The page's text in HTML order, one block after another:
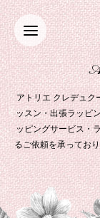
アトリエ クレデュク
ッスン・出張ラッピ
ッピングサービス・
るご依頼を承ってお